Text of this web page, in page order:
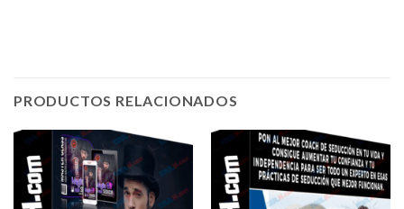
PRODUCTOS RELACIONADOS